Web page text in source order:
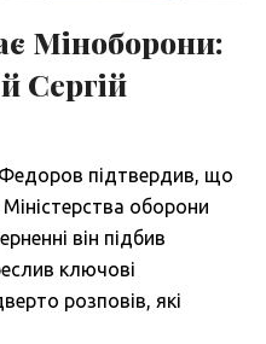
Міноборони:
Сергій
підтвердив, що
оборони
він підбив
ключові
розповів, які